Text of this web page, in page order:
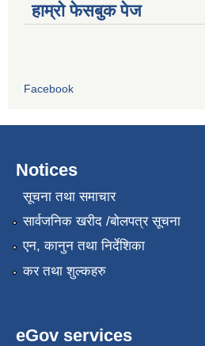
हाम्रो फेसबुक पेज
Facebook
Notices
सूचना तथा समाचार
सार्वजनिक खरीद /बोलपत्र सूचना
एन, कानुन तथा निर्देशिका
कर तथा शुल्कहरु
eGov services